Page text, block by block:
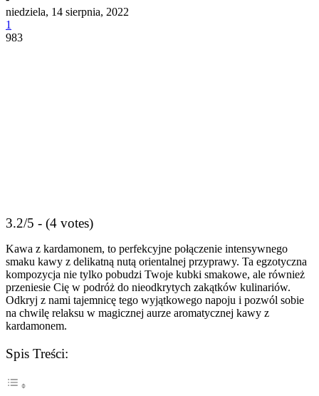
niedziela, 14 sierpnia, 2022
1
983
3.2/5 - (4 votes)
Kawa z kardamonem, to perfekcyjne połączenie intensywnego⁢
smaku kawy z delikatną⁢ nutą orientalnej ⁤przyprawy. Ta egzotyczna
kompozycja nie tylko pobudzi Twoje kubki ⁤smakowe, ale również
przeniesie‌ Cię w‌ podróż ​do nieodkrytych zakątków kulinariów. ​
Odkryj z ​nami tajemnicę tego​ wyjątkowego napoju i ‌pozwól sobie
na​ chwilę relaksu w magicznej aurze aromatycznej kawy z
kardamonem.
Spis Treści: